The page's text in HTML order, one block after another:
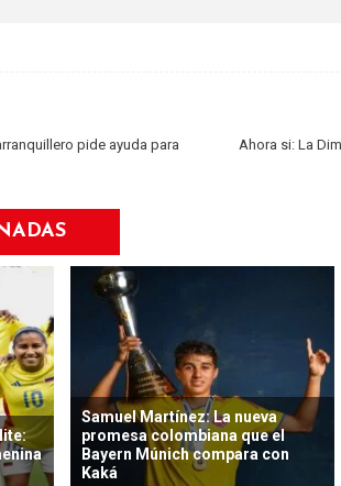
pide ayuda para
Ahora si: La
Samuel Martínez: La nueva
promesa colombiana que el
Bayern Múnich compara con
Kaká